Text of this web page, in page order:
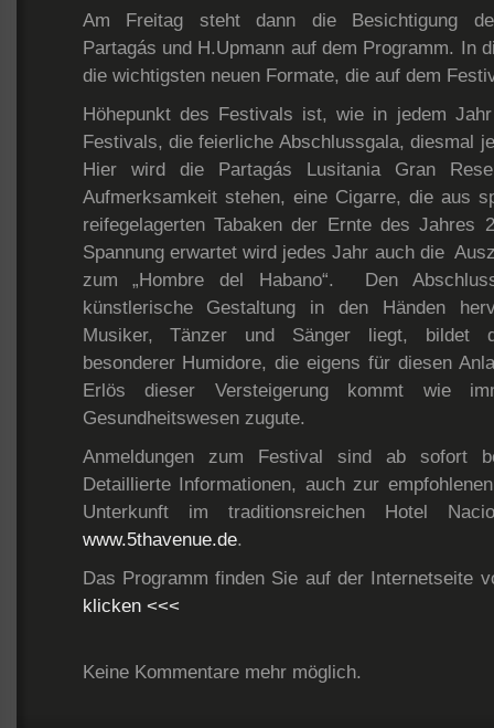
Am Freitag steht dann die Besichtigung der
Partagás und H.Upmann auf dem Programm. In
die wichtigsten neuen Formate, die auf dem
Höhepunkt des Festivals ist, wie in jedem
Festivals, die feierliche Abschlussgala, diesmal
Hier wird die Partagás Lusitania Gran
Aufmerksamkeit stehen, eine Cigarre, die aus
reifegelagerten Tabaken der Ernte des Jahres
Spannung erwartet wird jedes Jahr auch die
zum „Hombre del Habano“. Den
künstlerische Gestaltung in den Händen
Musiker, Tänzer und Sänger liegt, bildet
besonderer Humidore, die eigens für diesen
Erlös dieser Versteigerung kommt wie
Gesundheitswesen zugute.
Anmeldungen zum Festival sind ab sofort
Detaillierte Informationen, auch zur
Unterkunft im traditionsreichen Hotel
www.5thavenue.de.
Das Programm finden Sie auf der Internetseite
klicken <<<
Keine Kommentare mehr möglich.